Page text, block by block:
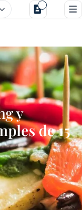
Fiestas Y
y
de 15